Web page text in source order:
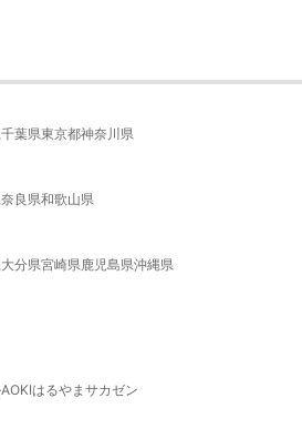
千葉県東京都神奈川県
奈良県和歌山県
大分県宮崎県鹿児島県沖縄県
AOKIはるやま サカゼン